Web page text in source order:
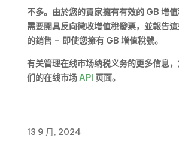
不多。由於您的買家擁有有效的 GB 增
需要開具反向徵收增值稅發票，並報告
的銷售 – 即使您擁有 GB 增值稅號。
有关管理在线市场纳税义务的更多信息
们的在线市场API 页面。
13 9 月, 2024